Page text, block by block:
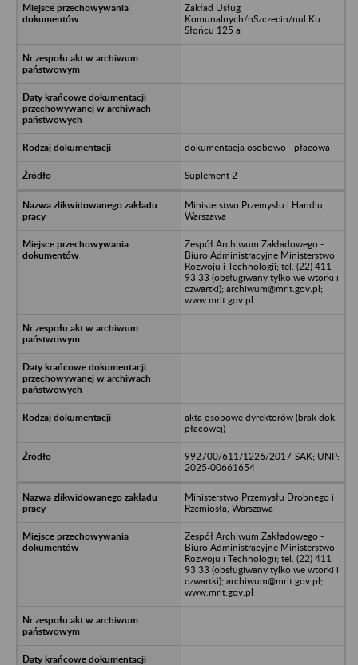
Zakład Usług
Komunalnych/nSzczecin/nul.Ku
Słońcu 125 a
dokumentacja osobowo - płacowa
Suplement 2
Ministerstwo Przemysłu i Handlu,
Warszawa
Zespół Archiwum Zakładowego -
Biuro Administracyjne Ministerstwo
Rozwoju i Technologii; tel. (22) 411
93 33 (obsługiwany tylko we wtorki i
czwartki); archiwum@mrit.gov.pl;
www.mrit.gov.pl
akta osobowe dyrektorów (brak dok.
płacowej)
992700/611/1226/2017-SAK; UNP:
2025-00661654
Ministerstwo Przemysłu Drobnego i
Rzemiosła, Warszawa
Zespół Archiwum Zakładowego -
Biuro Administracyjne Ministerstwo
Rozwoju i Technologii; tel. (22) 411
93 33 (obsługiwany tylko we wtorki i
czwartki); archiwum@mrit.gov.pl;
www.mrit.gov.pl